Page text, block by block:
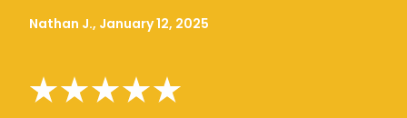
Nathan J., January 12, 2025